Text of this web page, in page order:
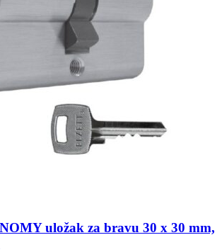
uložak za bravu 30 x 30 mm,